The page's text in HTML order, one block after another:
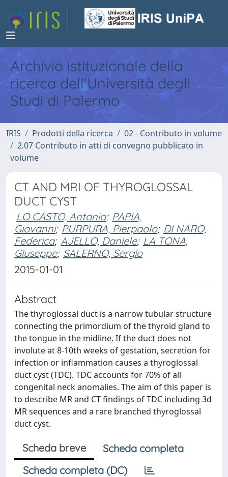
Archivio istituzionale della
ricerca dell'Università degli
Studi di Palermo
IRIS Prodotti della ricerca
02 - Contributo in volume
2.07 Contributo in atti di convegno pubblicato in
volume
CT AND MRI OF THYROGLOSSAL
DUCT CYST
LO CASTO, Antonio; PAPIA,
Giovanni; PURPURA, Pierpaolo; DI NARO,
Federica; AJELLO, Daniele; LA TONA,
Giuseppe; SALERNO, Sergio
2015-01-01
Abstract
The thyroglossal duct is a narrow tubular structure
connecting the primordium of the thyroid gland to
the tongue in the midline. If the duct does not
involute at 8-10th weeks of gestation, secretion for
infection or inflammation causes a thyroglossal
duct cyst (TDC). TDC accounts for 70% of all
congenital neck anomalies. The aim of this paper is
to describe MR and CT findings of TDC including 3d
MR sequences and a rare branched thyroglossal
duct cyst.
Scheda breve
Scheda completa
Scheda completa (DC)